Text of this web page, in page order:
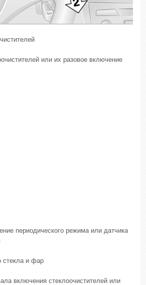
или их разовое включение
периодического режима или датчика
стекла и фар
включения стеклоочистителей или